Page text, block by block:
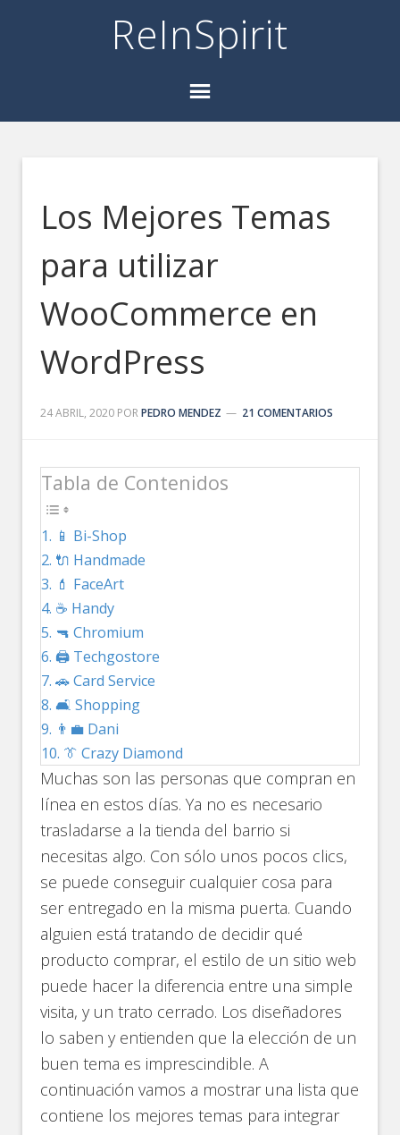
ReInSpirit
Los Mejores Temas
para utilizar
WooCommerce en
WordPress
24 ABRIL, 2020 PORPEDRO MENDEZ 21 COMENTARIOS
Tabla de Contenidos
📱 Bi-Shop
🔌 Handmade
💄 FaceArt
☕ Handy
🔫 Chromium
🖨️ Techgostore
🚗 Card Service
🛋️ Shopping
👨‍💼 Dani
👔 Crazy Diamond
Muchas son las personas que compran en
línea en estos días. Ya no es necesario
trasladarse a la tienda del barrio si
necesitas algo. Con sólo unos pocos clics,
se puede conseguir cualquier cosa para
ser entregado en la misma puerta. Cuando
alguien está tratando de decidir qué
producto comprar, el estilo de un sitio web
puede hacer la diferencia entre una simple
visita, y un trato cerrado. Los diseñadores
lo saben y entienden que la elección de un
buen tema es imprescindible. A
continuación vamos a mostrar una lista que
contiene los mejores temas para integrar